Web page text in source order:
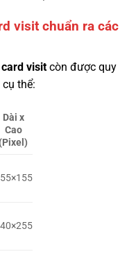
visit chuẩn ra các
visit còn được quy
thể:
Dài x
Cao
(Pixel)